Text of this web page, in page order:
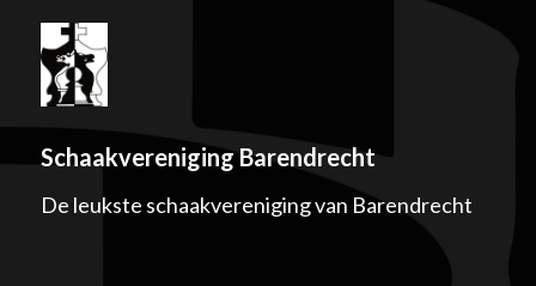
Schaakvereniging Barendrecht
De leukste schaakvereniging van Barendrecht